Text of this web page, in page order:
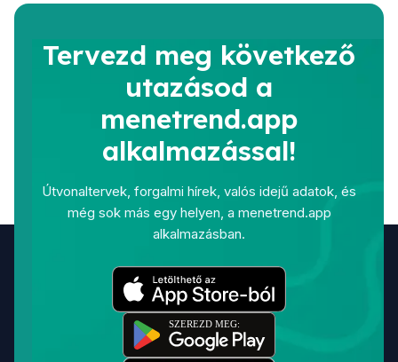
Tervezd meg következő
utazásod a
menetrend.app
alkalmazással!
Útvonaltervek, forgalmi hírek, valós idejű adatok, és
még sok más egy helyen, a menetrend.app
alkalmazásban.